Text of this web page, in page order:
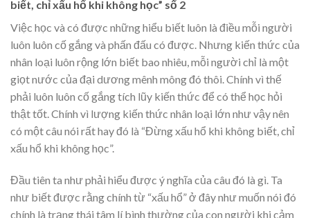
biết, chỉ xấu hổ khi không học” số 2
Việc học và có được những hiểu biết luôn là điều mỗi người
luôn luôn cố gắng và phấn đấu có được. Nhưng kiến thức của
nhân loại luôn rộng lớn biết bao nhiêu, mỗi người chỉ là một
giọt nước của đại dương mênh mông đó thôi. Chính vì thế
phải luôn luôn cố gắng tích lũy kiến thức để có thể học hỏi
thật tốt. Chính vì lượng kiến thức nhân loại lớn như vậy nên
có một câu nói rất hay đó là “Đừng xấu hổ khi không biết, chỉ
xấu hổ khi không học”.
Đầu tiên ta như phải hiểu được ý nghĩa của câu đó là gì. Ta
như biết được rằng chính từ “xấu hổ” ở đây như muốn nói đó
chính là trạng thái tâm lí bình thường của con người khi cảm